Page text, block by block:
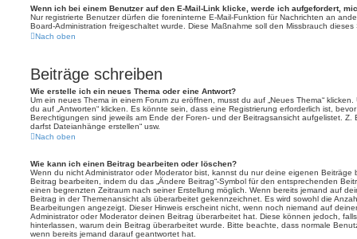
Wenn ich bei einem Benutzer auf den E-Mail-Link klicke, werde ich aufgefordert,
Nur registrierte Benutzer dürfen die foreninterne E-Mail-Funktion für Nachrichten an
Board-Administration freigeschaltet wurde. Diese Maßnahme soll den Missbrauch
Nach oben
Beiträge schreiben
Wie erstelle ich ein neues Thema oder eine Antwort?
Um ein neues Thema in einem Forum zu eröffnen, musst du auf „Neues Thema“
du auf „Antworten“ klicken. Es könnte sein, dass eine Registrierung erforderlich ist,
Berechtigungen sind jeweils am Ende der Foren- und der Beitragsansicht aufgelistet. Z.
darfst Dateianhänge erstellen“ usw.
Nach oben
Wie kann ich einen Beitrag bearbeiten oder löschen?
Wenn du nicht Administrator oder Moderator bist, kannst du nur deine eigenen
Beitrag bearbeiten, indem du das „Ändere Beitrag“-Symbol für den entsprechenden
einen begrenzten Zeitraum nach seiner Erstellung möglich. Wenn bereits jemand auf
Beitrag in der Themenansicht als überarbeitet gekennzeichnet. Es wird sowohl die
Bearbeitungen angezeigt. Dieser Hinweis erscheint nicht, wenn noch niemand auf
Administrator oder Moderator deinen Beitrag überarbeitet hat. Diese können jedoch,
hinterlassen, warum dein Beitrag überarbeitet wurde. Bitte beachte, dass normale
wenn bereits jemand darauf geantwortet hat.